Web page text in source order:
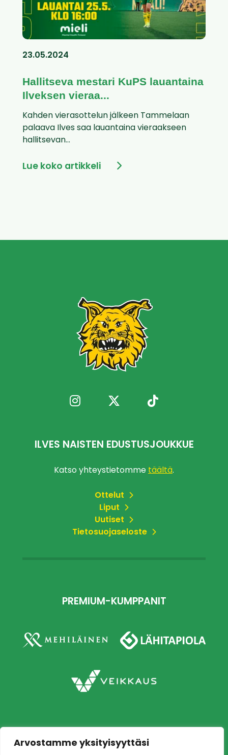
Arvostamme yksityisyyttäsi
23.05.2024
Hallitseva mestari KuPS lauantaina
Ilveksen vieraa...
Kahden vierasottelun jälkeen Tammelaan
palaava Ilves saa lauantaina vieraakseen
hallitsevan...
Lue koko artikkeli
ILVES NAISTEN EDUSTUSJOUKKUE
Katso yhteystietomme täältä.
Ottelut
Liput
Uutiset
Tietosuojaseloste
PREMIUM-KUMPPANIT